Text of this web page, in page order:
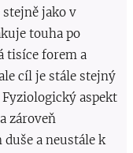
stejně jako v
touha po
tisíce forem a
cíl je stále stejný
aspekt
zároveň
a neustále k